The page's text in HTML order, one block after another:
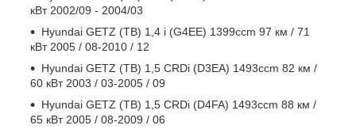
кВт 2002/09 - 2004/03
Hyundai GETZ (TB) 1,4 i (G4EE) 1399ccm 97 км / 71
кВт 2005 / 08-2010 / 12
Hyundai GETZ (TB) 1,5 CRDi (D3EA) 1493ccm 82 км /
60 кВт 2003 / 03-2005 / 09
Hyundai GETZ (TB) 1,5 CRDi (D4FA) 1493ccm 88 км /
65 кВт 2005 / 08-2009 / 06